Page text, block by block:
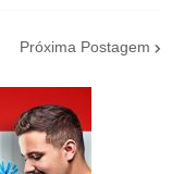
Próxima Postagem